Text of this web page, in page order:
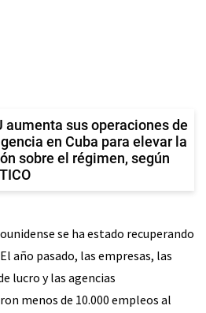
aumenta sus operaciones de
en Cuba para elevar la
sobre el régimen, según
se ha estado recuperando
año pasado, las empresas, las
lucro y las agencias
menos de 10.000 empleos al